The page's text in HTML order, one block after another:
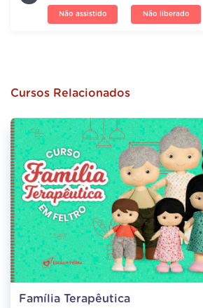
Não assistido Não liberado
Cursos Relacionados
Família Terapêutica